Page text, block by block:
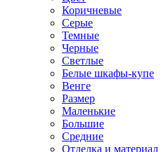
Коричневые
Серые
Темные
Черные
Светлые
Белые шкафы-купе
Венге
Размер
Маленькие
Большие
Средние
Отделка и материал